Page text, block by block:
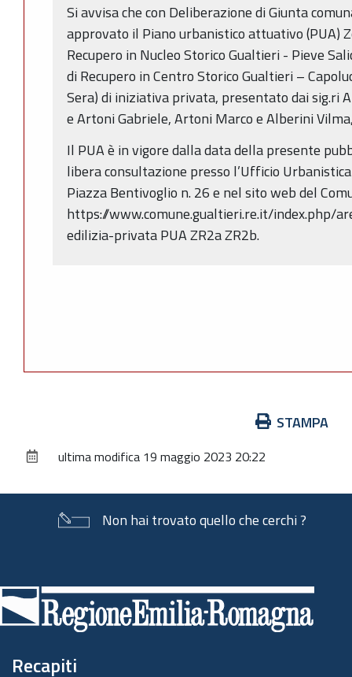
Si avvisa che con Deliberazione di Giunta
approvato il Piano urbanistico attuativo (PUA)
Recupero in Nucleo Storico Gualtieri - Pieve
di Recupero in Centro Storico Gualtieri –
Sera) di iniziativa privata, presentato dai sig.ri
e Artoni Gabriele, Artoni Marco e Alberini
Il PUA è in vigore dalla data della presente
libera consultazione presso l’Ufficio
Piazza Bentivoglio n. 26 e nel sito web del
https://www.comune.gualtieri.re.it/index.php/
edilizia-privata PUA ZR2a ZR2b.
documento
STAMPA
ultima modifica 19 maggio 2023 20:22
Non hai trovato quello che cerchi ?
di
pagina
Recapiti